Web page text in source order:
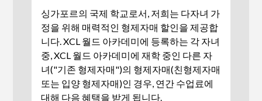
싱가포르의 국제 학교로서, 저희는 다자녀 가
정을 위해 매력적인 형제자매 할인을 제공합
니다. XCL 월드 아카데미에 등록하는 각 자녀
중, XCL 월드 아카데미에 재학 중인 다른 자
녀("기존 형제자매")의 형제자매(친형제자매
또는 입양 형제자매)인 경우, 연간 수업료에
대해 다음 혜택을 받게 됩니다.